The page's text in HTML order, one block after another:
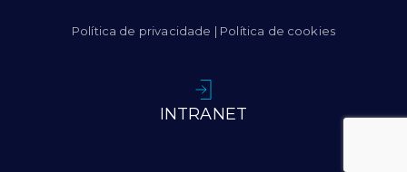
Política de privacidade | Política de cookies
INTRANET